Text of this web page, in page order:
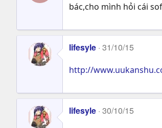
bác,cho mình hỏi cái
lifesyle 31/10/15
http://
lifesyle 30/10/15